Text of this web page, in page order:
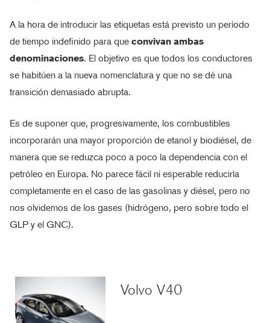
A la hora de introducir las etiquetas está previsto un período
de tiempo indefinido para que convivan ambas
denominaciones. El objetivo es que todos los conductores
se habitúen a la nueva nomenclatura y que no se dé una
transición demasiado abrupta.
Es de suponer que, progresivamente, los combustibles
incorporarán una mayor proporción de etanol y biodiésel, de
manera que se reduzca poco a poco la dependencia con el
petróleo en Europa. No parece fácil ni esperable reducirla
completamente en el caso de las gasolinas y diésel, pero no
nos olvidemos de los gases (hidrógeno, pero sobre todo el
GLP y el GNC).
Volvo V40